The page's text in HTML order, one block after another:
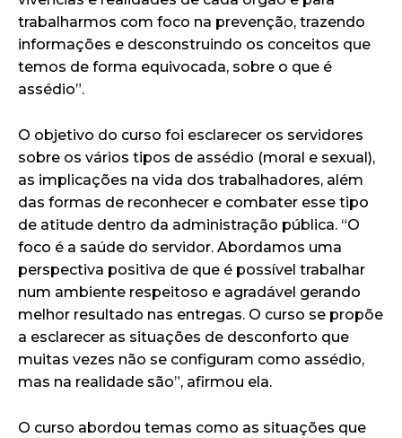
trabalharmos com foco na prevenção, trazendo
informações e desconstruindo os conceitos que
temos de forma equivocada, sobre o que é
assédio”.
O objetivo do curso foi esclarecer os servidores
sobre os vários tipos de assédio (moral e sexual),
as implicações na vida dos trabalhadores, além
das formas de reconhecer e combater esse tipo
de atitude dentro da administração pública. “O
foco é a saúde do servidor. Abordamos uma
perspectiva positiva de que é possível trabalhar
num ambiente respeitoso e agradável gerando
melhor resultado nas entregas. O curso se propõe
a esclarecer as situações de desconforto que
muitas vezes não se configuram como assédio,
mas na realidade são”, afirmou ela.
O curso abordou temas como as situações que